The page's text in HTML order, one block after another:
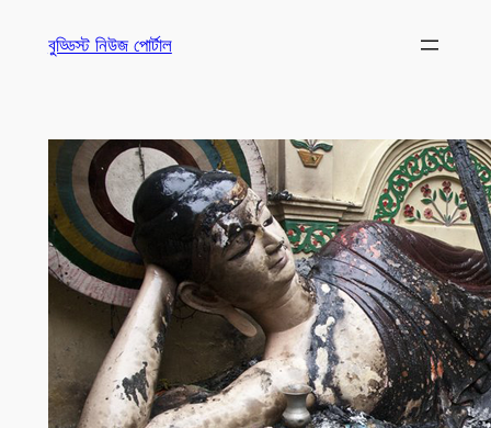
বুড্ডিস্ট নিউজ পোর্টাল